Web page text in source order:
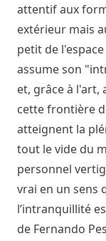
attentif aux
extérieur mais
petit de
assume son
et, grâce à l'art,
cette frontière
atteignent la
tout le vide du
personnel
vrai en un sens
l’intranquillité
de Fernando